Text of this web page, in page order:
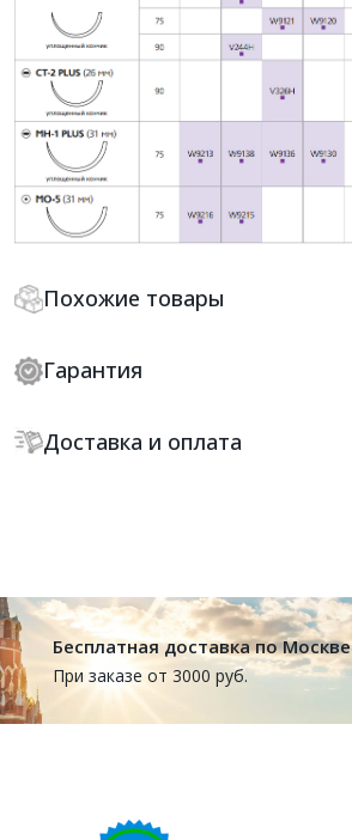
Похожие товары
Гарантия
Доставка и оплата
Бесплатная доставка по Москве
При заказе от 3000 руб.